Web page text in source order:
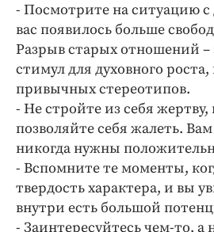
- Посмотрите на ситуацию
вас появилось больше
Разрыв старых отношений
стимул для духовного
привычных стереотипов.
- Не стройте из себя
позволяйте себя жалеть.
никогда нужны
- Вспомните те моменты,
твердость характера, и вы
внутри есть большой
- Заинтересуйтесь чем-то, а